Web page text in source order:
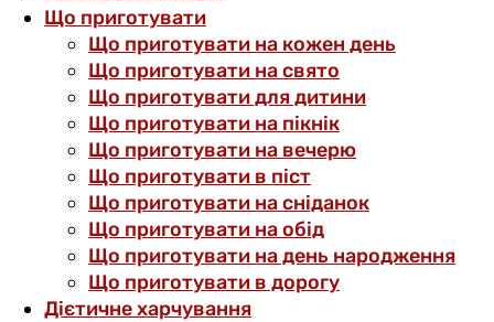
Що приготувати
Що приготувати на кожен день
Що приготувати на свято
Що приготувати для дитини
Що приготувати на пікнік
Що приготувати на вечерю
Що приготувати в піст
Що приготувати на сніданок
Що приготувати на обід
Що приготувати на день народження
Що приготувати в дорогу
Дієтичне харчування